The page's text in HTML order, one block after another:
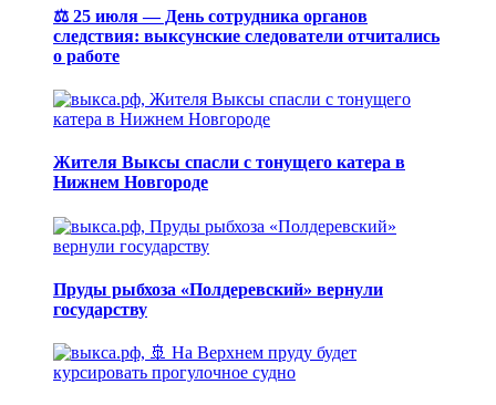
⚖️ 25 июля — День сотрудника органов
следствия: выксунские следователи отчитались
о работе
Жителя Выксы спасли с тонущего катера в
Нижнем Новгороде
Пруды рыбхоза «Полдеревский» вернули
государству